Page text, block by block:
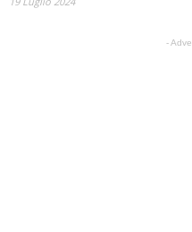
-